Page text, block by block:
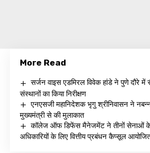
More Read
सर्जन वाइस एडमिरल विवेक हांडे ने पुणे दौरे में
संस्थानों का किया निरीक्षण
एनएसजी महानिदेशक भृगु श्रीनिवासन ने
मुख्यमंत्री से की मुलाकात
कॉलेज ऑफ डिफेंस मैनेजमेंट ने तीनों सेनाओं के
अधिकारियों के लिए वित्तीय प्रबंधन कैप्सूल